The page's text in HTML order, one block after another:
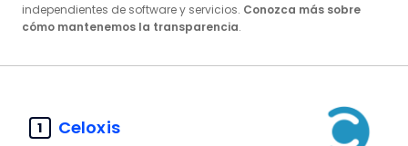
independientes de software y servicios. Conozca más sobre
cómo mantenemos la transparencia.
1 Celoxis